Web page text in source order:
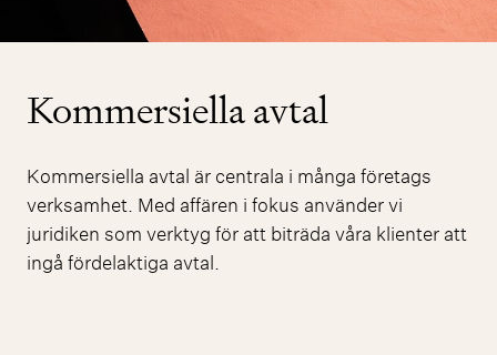
Kommersiella avtal
Kommersiella avtal är centrala i många företags
verksamhet. Med affären i fokus använder vi
juridiken som verktyg för att biträda våra klienter att
ingå fördelaktiga avtal.